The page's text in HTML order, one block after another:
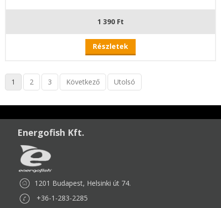
1 390 Ft
Részletek
1 2 3 Következő Utolsó
Energofish Kft.
1201 Budapest, Helsinki út 74.
+36-1-283-2285